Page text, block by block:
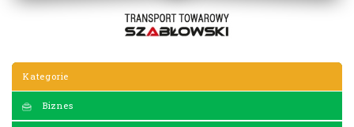
Kategorie
Biznes